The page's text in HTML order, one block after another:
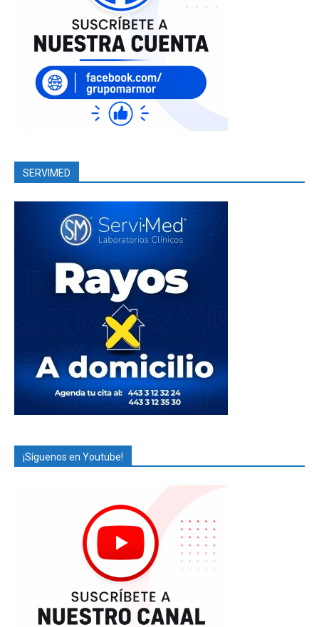
SERVIMED
¡Síguenos en Youtube!